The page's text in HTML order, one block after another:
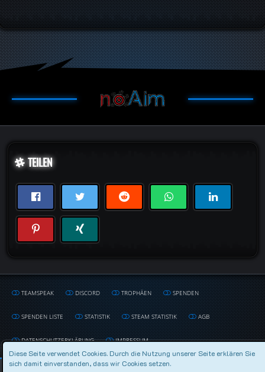
TEILEN
TEAMSPEAK DISCORD TROPHÄEN SPENDEN
SPENDEN LISTE STATISTIK STEAM STATISTIK AGB
DATENSCHUTZERKLÄRUNG IMPRESSUM
Diese Seite verwendet Cookies. Durch die Nutzung unserer Seite erklären Sie
sich damit einverstanden, dass wir Cookies setzen.